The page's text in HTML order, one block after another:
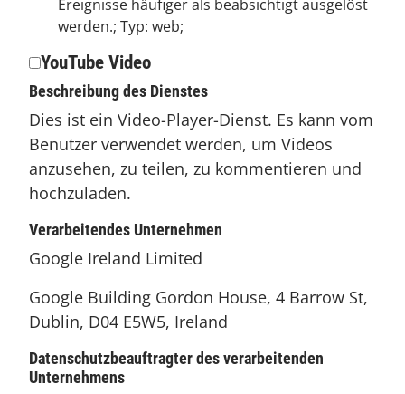
Ereignisse häufiger als beabsichtigt ausgelöst
werden.; Typ: web;
YouTube Video
Beschreibung des Dienstes
Dies ist ein Video-Player-Dienst. Es kann vom
Benutzer verwendet werden, um Videos
anzusehen, zu teilen, zu kommentieren und
hochzuladen.
Verarbeitendes Unternehmen
Google Ireland Limited
Google Building Gordon House, 4 Barrow St,
Dublin, D04 E5W5, Ireland
Datenschutzbeauftragter des verarbeitenden
Unternehmens